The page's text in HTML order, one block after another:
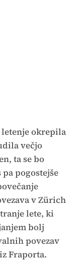
letenje okrepila
večjo
ta se bo
pogostejše
v Zürich
lete, ki
bolj
povezav
Fraporta.